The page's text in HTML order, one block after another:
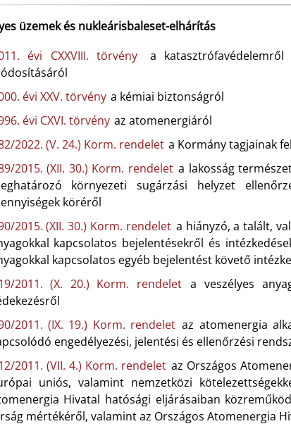
üzemek és nukleárisbaleset-elhárítás
évi CXXVIII. törvény
a
évi XXV. törvény a kémiai biztonságról
évi CXVI. törvény az atomenergiáról
2022. (V. 24.) Korm. rendelet a Kormány tagjainak
2015. (XII. 30.) Korm. rendelet a lakosság
környezeti sugárzási helyzet
köréről
2015. (XII. 30.) Korm. rendelet a hiányzó, a talált,
kapcsolatos bejelentésekről és
kapcsolatos egyéb bejelentést követő
2011. (X. 20.) Korm. rendelet a veszélyes
2011. (IX. 19.) Korm. rendelet az atomenergia
engedélyezési, jelentési és ellenőrzési
2011. (VII. 4.) Korm. rendelet az Országos
uniós, valamint nemzetközi
Hivatal hatósági eljárásaiban
mértékéről, valamint az Országos Atomenergia